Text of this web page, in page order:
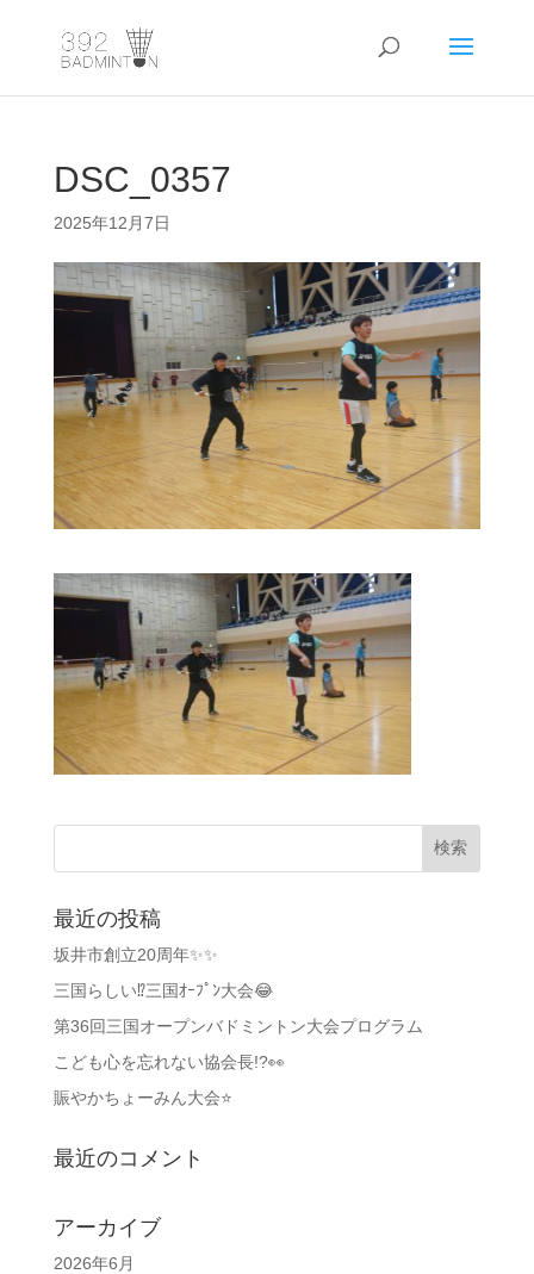
DSC_0357
2025年12月7日
最近の投稿
坂井市創立20周年✨✨
三国らしい⁉️三国ｵｰﾌﾟﾝ大会😂
第36回三国オープンバドミントン大会プログラム
こども心を忘れない協会長!?👀
賑やかちょーみん大会⭐
最近のコメント
アーカイブ
2026年6月